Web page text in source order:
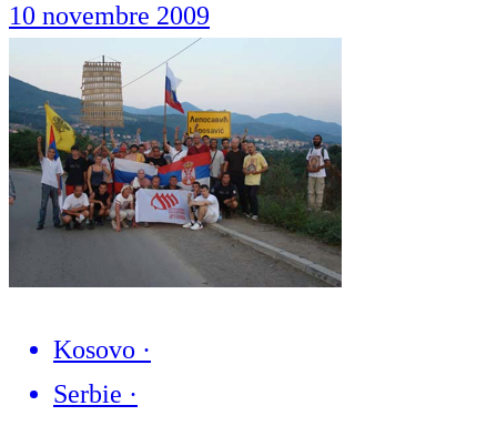
10 novembre 2009
Kosovo ·
Serbie ·